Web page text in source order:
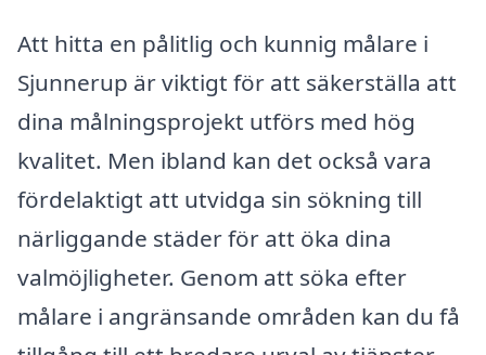
Att hitta en pålitlig och kunnig målare i
Sjunnerup är viktigt för att säkerställa att
dina målningsprojekt utförs med hög
kvalitet. Men ibland kan det också vara
fördelaktigt att utvidga sin sökning till
närliggande städer för att öka dina
valmöjligheter. Genom att söka efter
målare i angränsande områden kan du få